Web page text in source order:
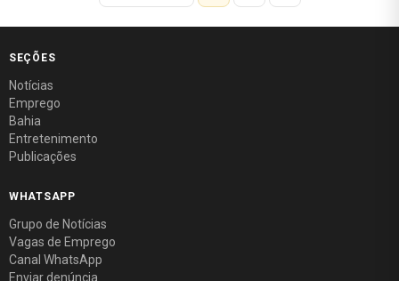
SEÇÕES
Notícias
Emprego
Bahia
Entretenimento
Publicações
WHATSAPP
Grupo de Notícias
Vagas de Emprego
Canal WhatsApp
Enviar denúncia